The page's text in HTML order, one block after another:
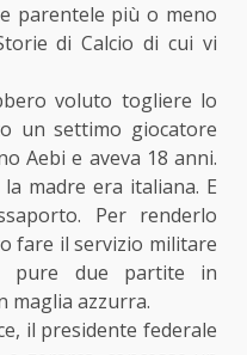
parentele più o meno
di Calcio di cui vi
voluto togliere lo
un settimo giocatore
Aebi e aveva 18 anni.
madre era italiana. E
Per renderlo
fare il servizio militare
pure due partite in
maglia azzurra.
il presidente federale